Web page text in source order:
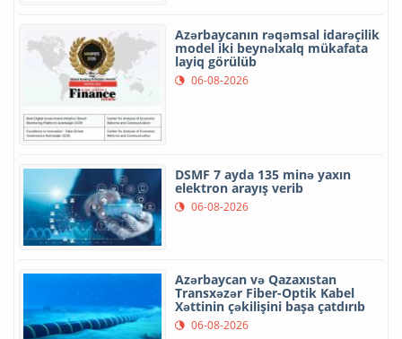
Azərbaycanın rəqəmsal idarəçilik
model iki beynəlxalq mükafata
layiq görülüb
06-08-2026
DSMF 7 ayda 135 minə yaxın
elektron arayış verib
06-08-2026
Azərbaycan və Qazaxıstan
Transxəzər Fiber-Optik Kabel
Xəttinin çəkilişini başa çatdırıb
06-08-2026